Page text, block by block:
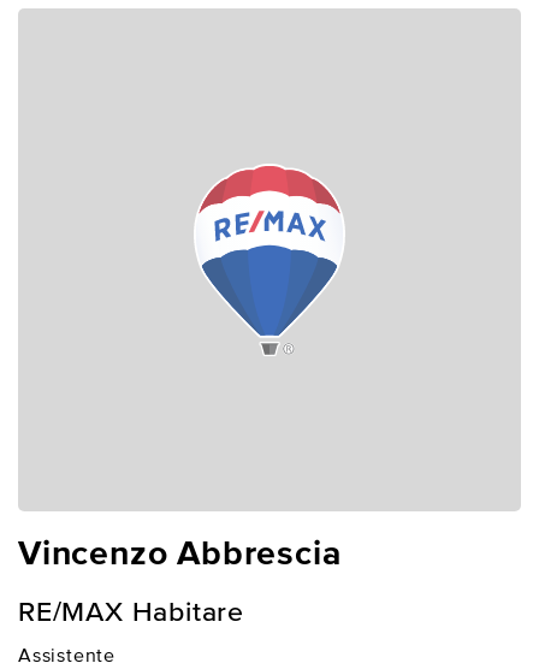
Vincenzo Abbrescia
RE/MAX Habitare
Assistente